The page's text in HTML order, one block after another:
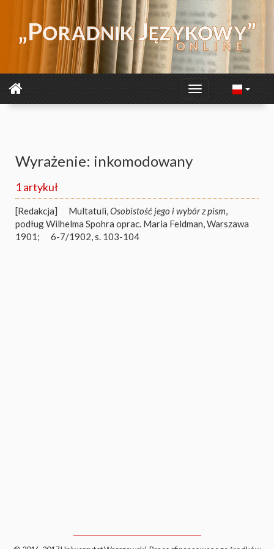
Wyrażenie: inkomodowany
1 artykuł
[Redakcja] Multatuli,Osobistość jego i wybór z pism,
podług Wilhelma Spohra oprac. Maria Feldman, Warszawa
1901;
6-7/1902, s. 103-104